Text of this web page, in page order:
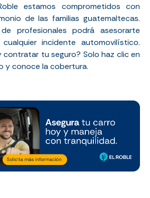
estamos comprometidos con
de las familias guatemaltecas.
profesionales podrá asesorarte
incidente automovilístico.
contratar tu seguro? Solo haz clic en
y conoce la cobertura.